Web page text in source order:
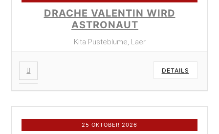
DRACHE VALENTIN WIRD
ASTRONAUT
Kita Pusteblume, Laer
DETAILS
25 OKTOBER 2026